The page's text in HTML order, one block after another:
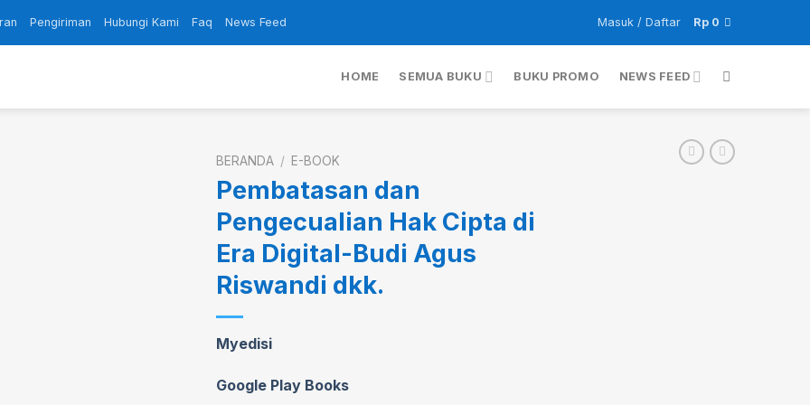
Pengiriman Hubungi Kami Faq News Feed Masuk / Daftar Rp 0
HOME SEMUA BUKU BUKU PROMO NEWS FEED
BERANDA / E-BOOK
Pembatasan dan
Pengecualian Hak Cipta di
Era Digital-Budi Agus
Riswandi dkk.
Myedisi
Google Play Books